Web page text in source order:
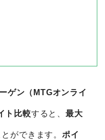
ゲン（MTGオンライ
ト比較すると、最大
ができます。ポイ